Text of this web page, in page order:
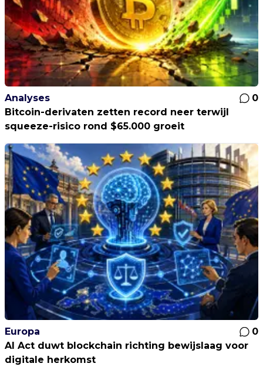
Analyses
0
Bitcoin-derivaten zetten record neer terwijl
squeeze-risico rond $65.000 groeit
Europa
0
AI Act duwt blockchain richting bewijslaag voor
digitale herkomst